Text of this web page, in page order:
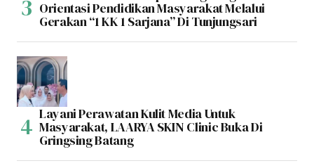
Orientasi Pendidikan Masyarakat Melalui
Gerakan “1 KK 1 Sarjana” Di Tunjungsari
Layani Perawatan Kulit Media Untuk
Masyarakat, LAARYA SKIN Clinic Buka Di
Gringsing Batang